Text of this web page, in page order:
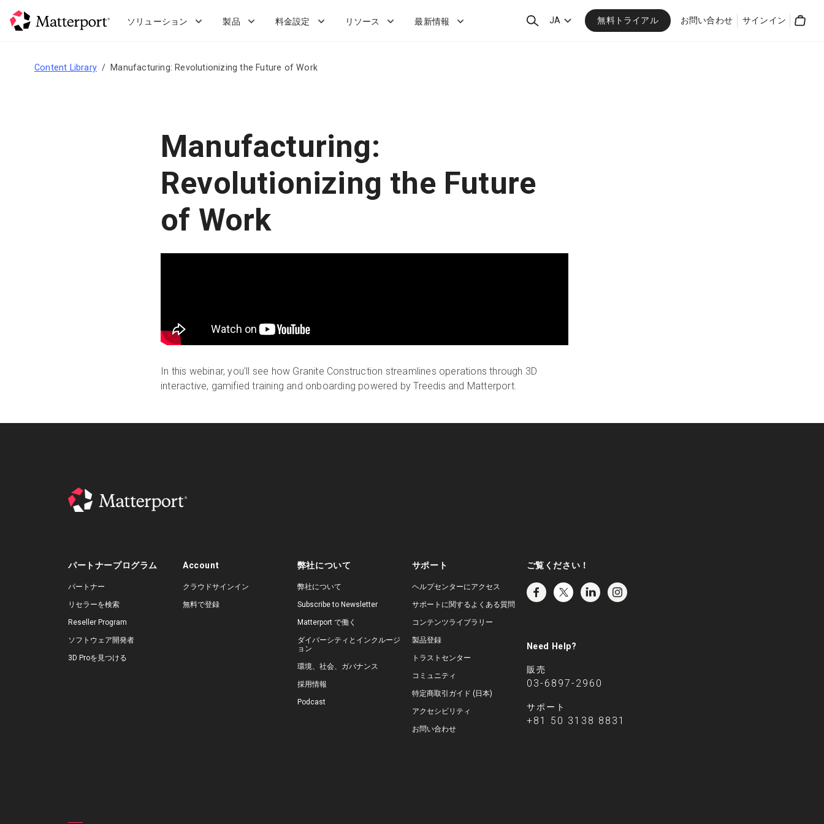
ソリューション 製品 料金設定 リソース 最新情報
検
JA 無料トライアル お問い合わせ サインイン
Content Library Manufacturing: Revolutionizing the Future of Work
Manufacturing:
Revolutionizing the Future
of Work
In this webinar, you'll see how Granite Construction streamlines operations through 3D
interactive, gamified training and onboarding powered by Treedis and Matterport.
パートナープログラム
パートナー
リセラーを検索
Reseller Program
ソフトウェア開発者
3D Proを見つける
Account
クラウドサインイン
無料で登録
弊社について
弊社について
Subscribe to Newsletter
Matterport で働く
ダイバーシティとインクルージ
ョン
環境、社会、ガバナンス
採用情報
Podcast
サポート
ヘルプセンターにアクセス
サポートに関するよくある質問
コンテンツライブラリー
製品登録
トラストセンター
コミュニティ
特定商取引ガイド (日本)
アクセシビリティ
お問い合わせ
ご覧ください！
Need Help?
販売
03-6897-2960
サポート
+81 50 3138 8831